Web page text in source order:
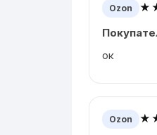
Ozon
ок
Ozon